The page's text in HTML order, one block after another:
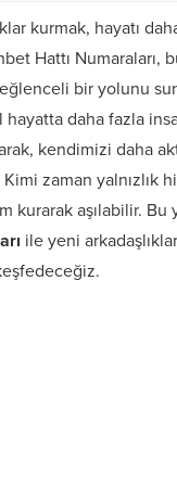
kurmak, hayatı
Hattı Numaraları,
bir yolunu
daha fazla
kendimizi daha
zaman yalnızlık
kurarak aşılabilir. Bu
ile yeni